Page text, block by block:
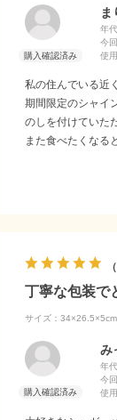
ま
年
今
使
私の住んでいる近
期間限定のシャイ
のしを付けていた
また食べたくなる
丁寧な包装で
サイズ：
み
年
今
使